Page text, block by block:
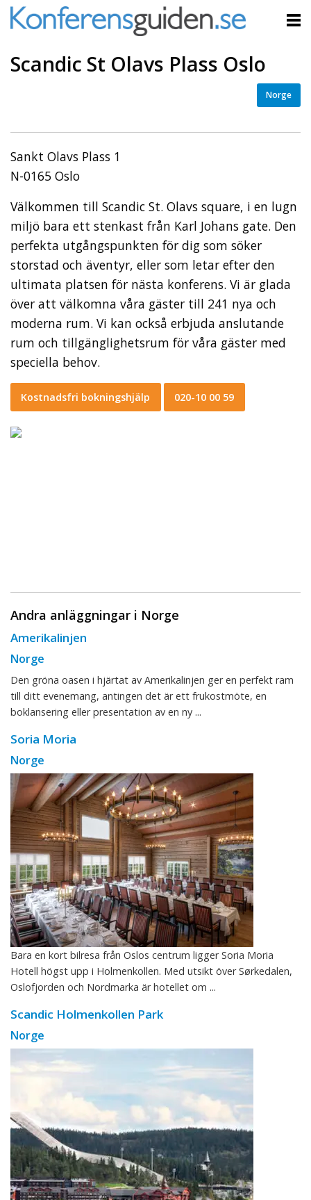
Scandic St Olavs Plass Oslo
Norge
Sankt Olavs Plass 1
N-0165 Oslo
Välkommen till Scandic St. Olavs square, i en lugn
miljö bara ett stenkast från Karl Johans gate. Den
perfekta utgångspunkten för dig som söker
storstad och äventyr, eller som letar efter den
ultimata platsen för nästa konferens. Vi är glada
över att välkomna våra gäster till 241 nya och
moderna rum. Vi kan också erbjuda anslutande
rum och tillgänglighetsrum för våra gäster med
speciella behov.
Kostnadsfri bokningshjälp 020-10 00 59
Andra anläggningar i Norge
Amerikalinjen
Norge
Den gröna oasen i hjärtat av Amerikalinjen ger en perfekt ram
till ditt evenemang, antingen det är ett frukostmöte, en
boklansering eller presentation av en ny ...
Soria Moria
Norge
Bara en kort bilresa från Oslos centrum ligger Soria Moria
Hotell högst upp i Holmenkollen. Med utsikt över Sørkedalen,
Oslofjorden och Nordmarka är hotellet om ...
Scandic Holmenkollen Park
Norge